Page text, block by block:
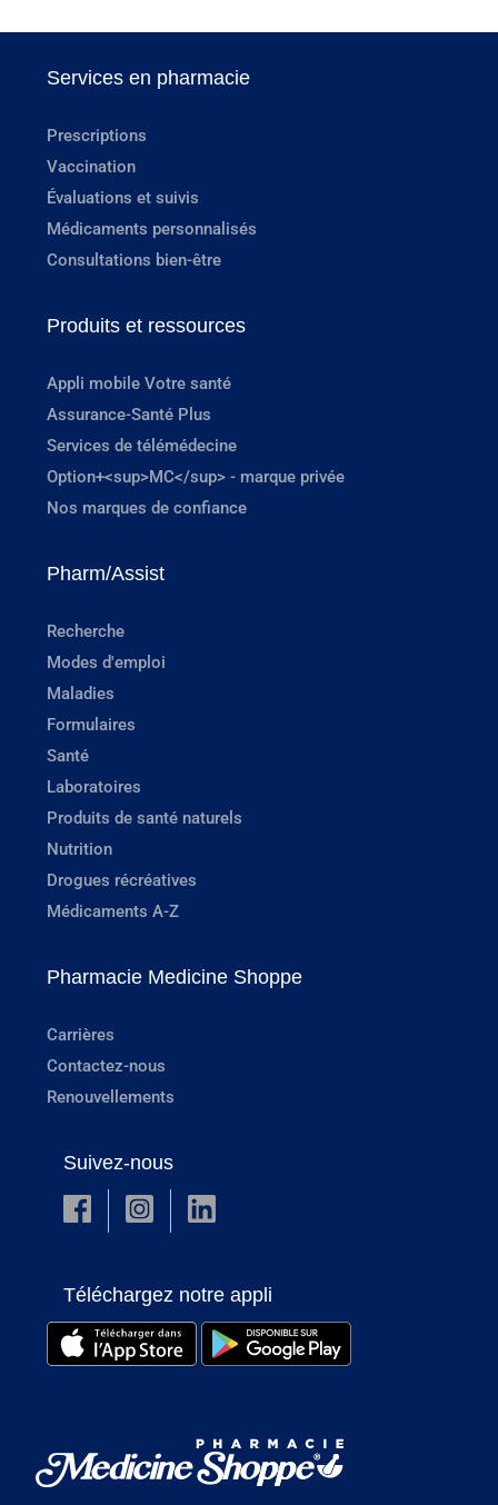
Services en pharmacie
Prescriptions
Vaccination
Évaluations et suivis
Médicaments personnalisés
Consultations bien-être
Produits et ressources
Appli mobile Votre santé
Assurance-Santé Plus
Services de télémédecine
Option+<sup>MC</sup> - marque privée
Nos marques de confiance
Pharm/Assist
Recherche
Modes d'emploi
Maladies
Formulaires
Santé
Laboratoires
Produits de santé naturels
Nutrition
Drogues récréatives
Médicaments A-Z
Pharmacie Medicine Shoppe
Carrières
Contactez-nous
Renouvellements
Suivez-nous
Téléchargez notre appli